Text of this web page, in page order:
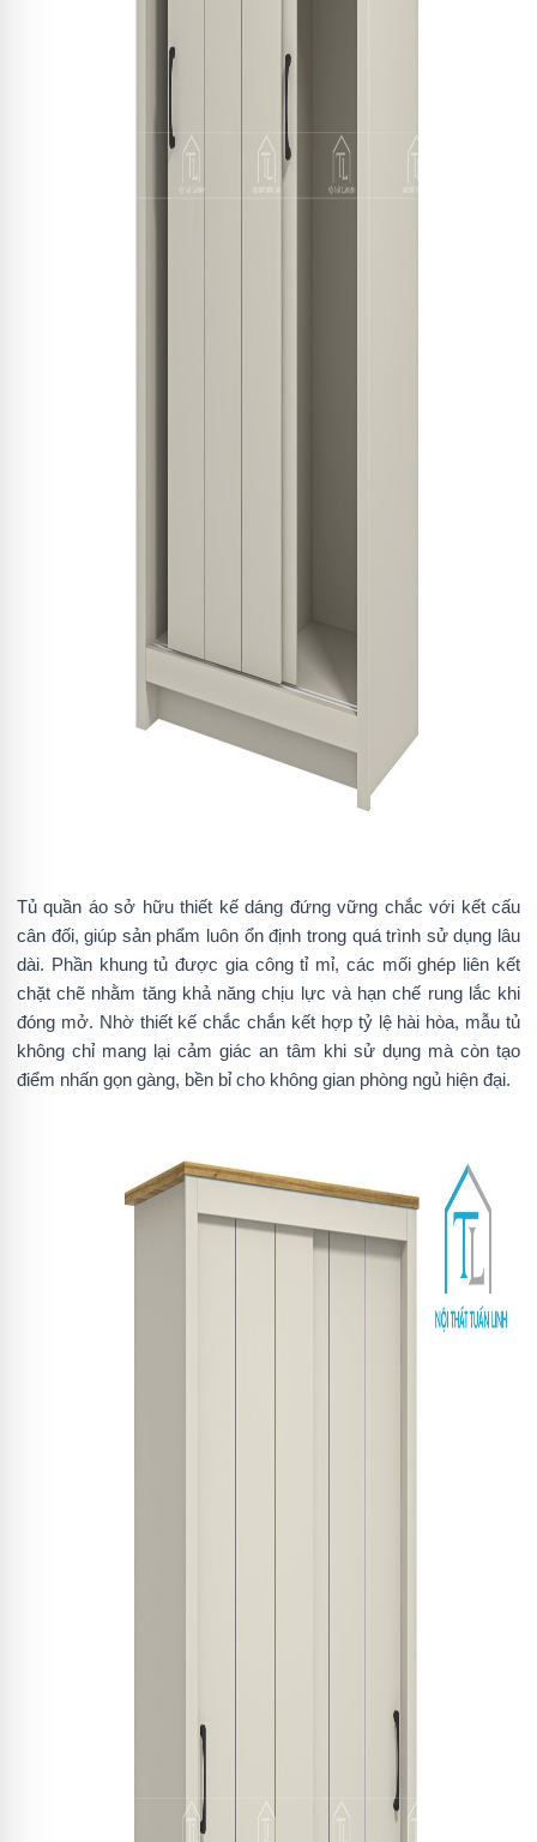
Tủ quần áo sở hữu thiết kế dáng đứng vững chắc với kết cấu
cân đối, giúp sản phẩm luôn ổn định trong quá trình sử dụng lâu
dài. Phần khung tủ được gia công tỉ mỉ, các mối ghép liên kết
chặt chẽ nhằm tăng khả năng chịu lực và hạn chế rung lắc khi
đóng mở. Nhờ thiết kế chắc chắn kết hợp tỷ lệ hài hòa, mẫu tủ
không chỉ mang lại cảm giác an tâm khi sử dụng mà còn tạo
điểm nhấn gọn gàng, bền bỉ cho không gian phòng ngủ hiện đại.